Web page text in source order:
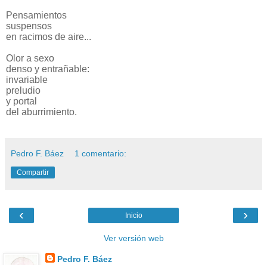
Pensamientos
suspensos
en racimos de aire...
Olor a sexo
denso y entrañable:
invariable
preludio
y portal
del aburrimiento.
Pedro F. Báez 1 comentario:
Compartir
‹ ›
Inicio
Ver versión web
Pedro F. Báez